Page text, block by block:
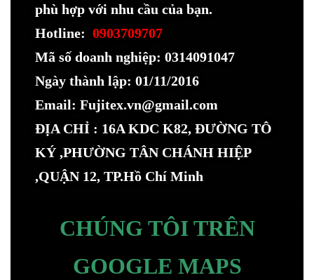
phù hợp với nhu cầu của bạn.
Hotline: 0903709707
Mã số doanh nghiệp: 0314091047
Ngày thành lập: 01/11/2016
Email: Fujitex.vn@gmail.com
ĐỊA CHỈ : 16A KDC K82, ĐƯỜNG TÔ
KÝ ,PHƯỜNG TÂN CHÁNH HIỆP
,QUẬN 12, TP.Hồ Chí Minh
CHÚNG TÔI TRÊN
GOOGLE MAPS